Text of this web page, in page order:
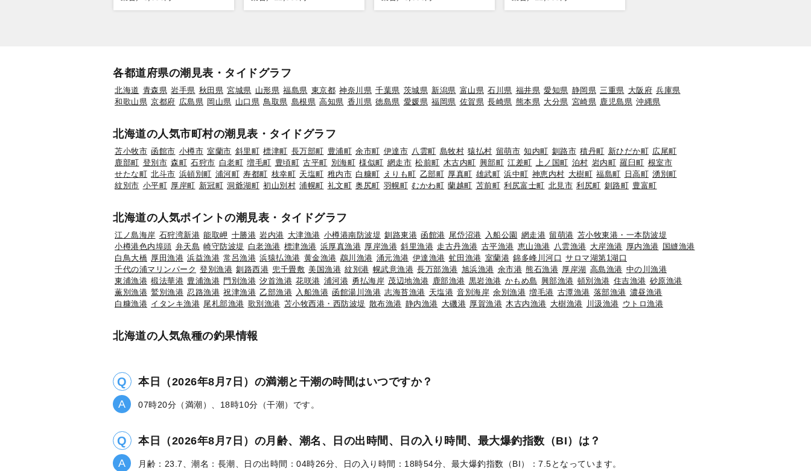
各都道府県の潮見表・タイドグラフ
北海道 青森県 岩手県 秋田県 宮城県 山形県 福島県 東京都 神奈川県 千葉県 茨城県 新潟県 富山県 石川県 福井県 愛知県 静岡県 三重県 大阪府 兵庫県
和歌山県 京都府 広島県 岡山県 山口県 鳥取県 島根県 高知県 香川県 徳島県 愛媛県 福岡県 佐賀県 長崎県 熊本県 大分県 宮崎県 鹿児島県 沖縄県
北海道の人気市町村の潮見表・タイドグラフ
苫小牧市 函館市 小樽市 室蘭市 斜里町 標津町 長万部町 豊浦町 余市町 伊達市 八雲町 島牧村 猿払村 留萌市 知内町 釧路市 積丹町 新ひだか町 広尾町
鹿部町 登別市 森町 石狩市 白老町 増毛町 豊頃町 古平町 別海町 様似町 網走市 松前町 木古内町 興部町 江差町 上ノ国町 泊村 岩内町 羅臼町 根室市
せたな町 北斗市 浜頓別町 浦河町 寿都町 枝幸町 天塩町 稚内市 白糠町 えりも町 乙部町 厚真町 雄武町 浜中町 神恵内村 大樹町 福島町 日高町 湧別町
紋別市 小平町 厚岸町 新冠町 洞爺湖町 初山別村 浦幌町 礼文町 奥尻町 羽幌町 むかわ町 蘭越町 苫前町 利尻富士町 北見市 利尻町 釧路町 豊富町
北海道の人気ポイントの潮見表・タイドグラフ
江ノ島海岸 石狩湾新港 能取岬 十勝港 岩内港 大津漁港 小樽港南防波堤 釧路東港 函館港 尾岱沼港 入船公園 網走港 留萌港 苫小牧東港・一本防波堤
小樽港色内埠頭 弁天島 崎守防波堤 白老漁港 標津漁港 浜厚真漁港 厚岸漁港 斜里漁港 走古丹漁港 古平漁港 恵山漁港 八雲漁港 大岸漁港 厚内漁港 国縫漁港
白鳥大橋 厚田漁港 浜益漁港 常呂漁港 浜猿払漁港 黄金漁港 鵡川漁港 涌元漁港 伊達漁港 虻田漁港 室蘭港 錦多峰川河口 サロマ湖第1湖口
千代の浦マリンパーク 登別漁港 釧路西港 兜千畳敷 美国漁港 紋別港 幌武意漁港 長万部漁港 旭浜漁港 余市港 熊石漁港 厚岸湖 高島漁港 中の川漁港
東浦漁港 椴法華港 豊浦漁港 門別漁港 汐首漁港 花咲港 浦河港 勇払海岸 茂辺地漁港 鹿部漁港 黒岩漁港 かもめ島 興部漁港 頓別漁港 住吉漁港 砂原漁港
薫別漁港 鷲別漁港 忍路漁港 祝津漁港 乙部漁港 入船漁港 函館湯川漁港 志海苔漁港 天塩港 音別海岸 余別漁港 増毛港 古潭漁港 落部漁港 濃昼漁港
白糠漁港 イタンキ漁港 尾札部漁港 歌別漁港 苫小牧西港・西防波堤 散布漁港 静内漁港 大磯港 厚賀漁港 木古内漁港 大樹漁港 川汲漁港 ウトロ漁港
北海道の人気魚種の釣果情報
本日（2026年8月7日）の満潮と干潮の時間はいつですか？
07時20分（満潮）、18時10分（干潮）です。
本日（2026年8月7日）の月齢、潮名、日の出時間、日の入り時間、最大爆釣指数（BI）は？
月齢：23.7、潮名：長潮、日の出時間：04時26分、日の入り時間：18時54分、最大爆釣指数（BI）：7.5となっています。